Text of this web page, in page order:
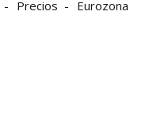
Precios Eurozona